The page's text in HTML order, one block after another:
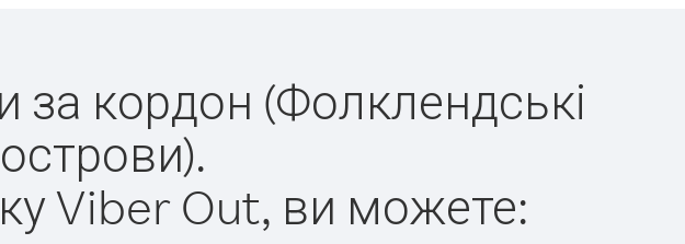
за кордон (Фолклендські
Viber Out, ви можете: